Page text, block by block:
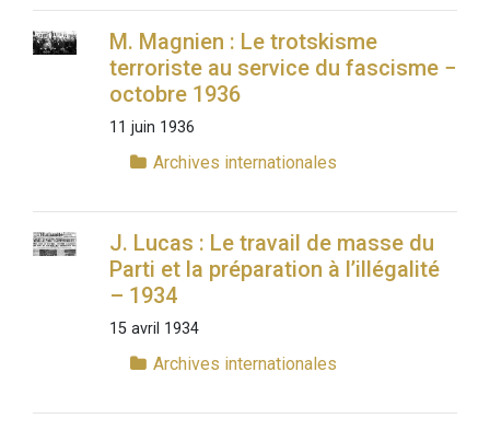
M. Magnien : Le trotskisme
terroriste au service du fascisme −
octobre 1936
11 juin 1936
Archives internationales
J. Lucas : Le travail de masse du
Parti et la préparation à l’illégalité
– 1934
15 avril 1934
Archives internationales